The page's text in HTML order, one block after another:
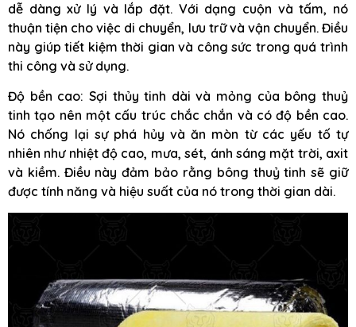
dễ dàng xử lý và lắp đặt. Với dạng cuộn và tấm, nó
thuận tiện cho việc di chuyển, lưu trữ và vận chuyển. Điều
này giúp tiết kiệm thời gian và công sức trong quá trình
thi công và sử dụng.
Độ bền cao: Sợi thủy tinh dài và mỏng của bông thuỷ
tinh tạo nên một cấu trúc chắc chắn và có độ bền cao.
Nó chống lại sự phá hủy và ăn mòn từ các yếu tố tự
nhiên như nhiệt độ cao, mưa, sét, ánh sáng mặt trời, axit
và kiềm. Điều này đảm bảo rằng bông thuỷ tinh sẽ giữ
được tính năng và hiệu suất của nó trong thời gian dài.